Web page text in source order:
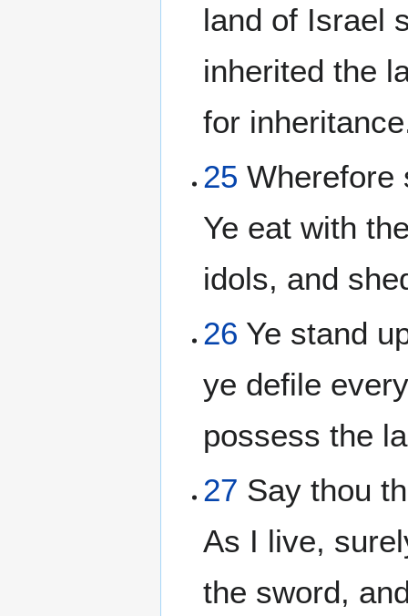
land of Israel
inherited the
for
25 Wherefore
Ye eat with
idols, and
26 Ye stand
ye defile
possess the
27 Say thou
As I live,
the sword,